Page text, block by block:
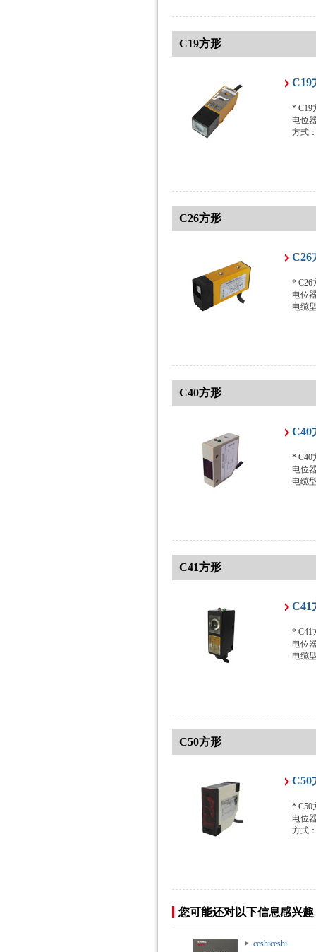
C19方形
C19
* C19
电位
方式
C26方形
C26
* C26
电位
电缆
C40方形
C40
* C40
电位
电缆
C41方形
C41
* C41
电位
电缆
C50方形
C50
* C50
电位
方式
您可能还对以下信息感兴趣
ceshiceshi